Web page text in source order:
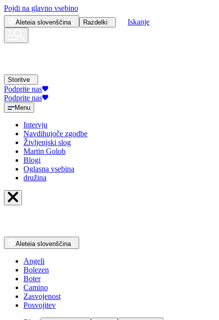
Pojdi na glavno vsebino
Aleteia slovenščina Razdelki Iskanje
Storitve
Podprite nas
Podprite nas
Menu
Intervju
Navdihujoče zgodbe
Življenjski slog
Martin Golob
Blogi
Oglasna vsebina
družina
Aleteia slovenščina
Angeli
Bolezen
Boter
Camino
Zasvojenost
Posvojitev